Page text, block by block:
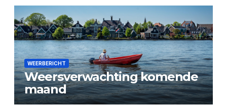
WEERBERICHT
Weersverwachting komende
maand